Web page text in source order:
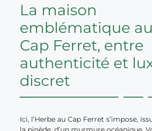
La maison
emblématique au
Cap Ferret, entre
authenticité et
discret
Ici, l’Herbe au Cap Ferret s’impose,